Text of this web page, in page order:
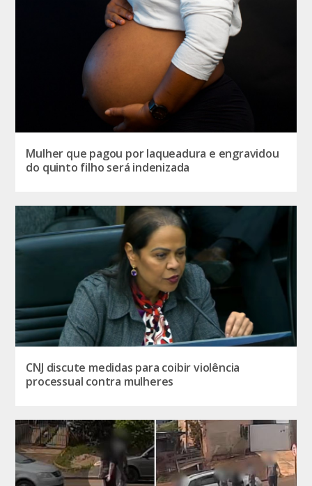
Mulher que pagou por laqueadura e engravidou
do quinto filho será indenizada
CNJ discute medidas para coibir violência
processual contra mulheres